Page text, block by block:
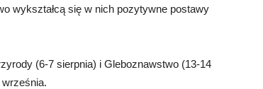
wykształcą się w nich pozytywne postawy
(6-7 sierpnia) i Gleboznawstwo (13-14